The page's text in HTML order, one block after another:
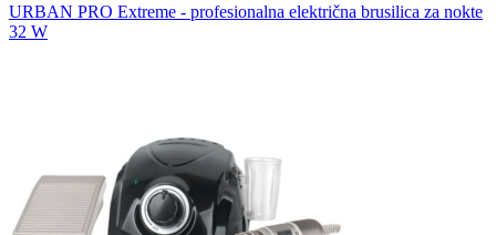
URBAN PRO Extreme - profesionalna električna brusilica za nokte
32 W